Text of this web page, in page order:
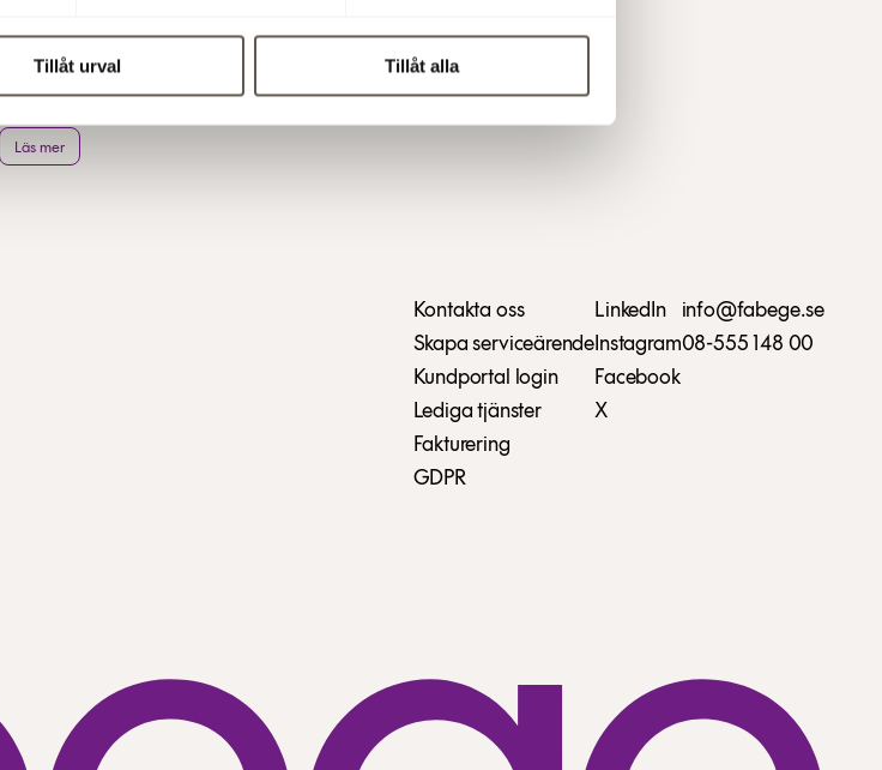
Tillåt urval Tillåt alla
Friedman tipsar
Vad gör Flemingsberg unikt? Therese Friedman berättar om områdets
utveckling och delar med sig av sina bästa sommartips.
Läs mer
Kontakta oss
Skapa serviceärende
Kundportal login
Lediga tjänster
Fakturering
GDPR
LinkedIn
Instagram
Facebook
X
info@fabege.se
08-555 148 00